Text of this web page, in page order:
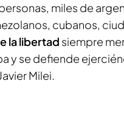
miles de
cubanos,
la libertad siempre
y se defiende
Milei.